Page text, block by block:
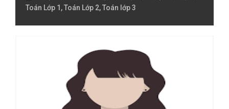
Toán Lớp 1, Toán Lớp 2, Toán lớp 3